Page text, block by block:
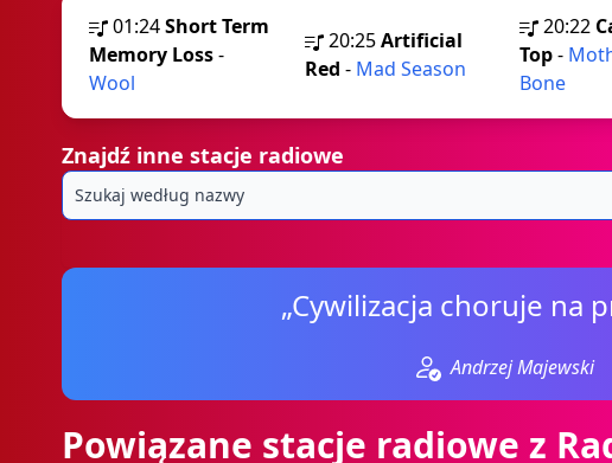
01:24Short Term
Memory Loss-
Wool
20:25 Artificial
Red - Mad Season
20:22
Top-
Bone
Znajdź inne stacje radiowe
„Cywilizacja choruje na
Andrzej Majewski
Powiązane stacje radiowe z